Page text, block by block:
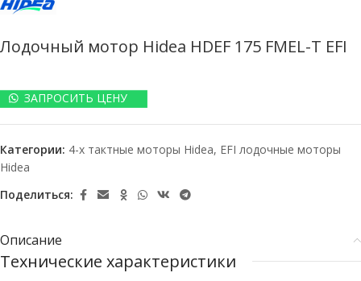
Лодочный мотор Hidea HDEF 175 FMEL-T EFI
ЗАПРОСИТЬ ЦЕНУ
Категории: 4-х тактные моторы Hidea, EFI лодочные моторы
Hidea
Поделиться:
Описание
Технические характеристики